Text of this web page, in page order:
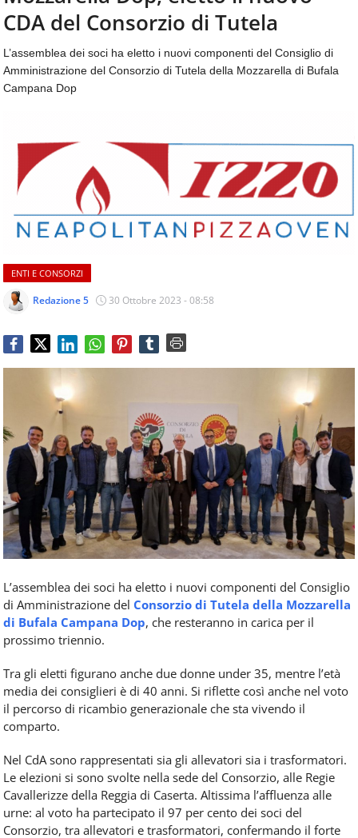
aggiornamenti
quotidiani
temi
come
ospitalità,
&
beverage,
catering
e
quotidiani
mondo
dell'alimentazione,
dei
consumi
novità
del
comparto
Horeca.
CONTATTI
CDA del Consorzio di Tutela
L’assemblea dei soci ha eletto i nuovi componenti del Consiglio di
Amministrazione del Consorzio di Tutela della Mozzarella di Bufala
Campana Dop
ENTI E CONSORZI
Redazione 5 30 Ottobre 2023 - 08:58
L’assemblea dei soci ha eletto i nuovi componenti del Consiglio
di Amministrazione del Consorzio di Tutela della Mozzarella
di Bufala Campana Dop, che resteranno in carica per il
prossimo triennio.
Tra gli eletti figurano anche due donne under 35, mentre l’età
media dei consiglieri è di 40 anni. Si riflette così anche nel voto
il percorso di ricambio generazionale che sta vivendo il
comparto.
Nel CdA sono rappresentati sia gli allevatori sia i trasformatori.
Le elezioni si sono svolte nella sede del Consorzio, alle Regie
Cavallerizze della Reggia di Caserta. Altissima l’affluenza alle
urne: al voto ha partecipato il 97 per cento dei soci del
Consorzio, tra allevatori e trasformatori, confermando il forte